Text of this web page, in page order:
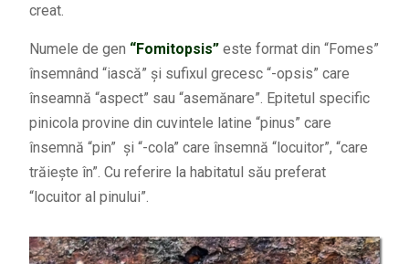
creat.
Numele de gen “Fomitopsis”este format din “Fomes”
însemnând “iască” și sufixul grecesc “-opsis” care
înseamnă “aspect” sau “asemănare”. Epitetul specific
pinicola provine din cuvintele latine “pinus” care
însemnă “pin” și “-cola” care însemnă “locuitor”, “care
trăiește în”. Cu referire la habitatul său preferat
“locuitor al pinului”.